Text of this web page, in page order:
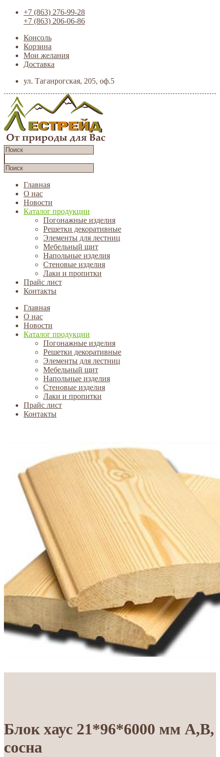
+7 (863) 276-99-28
+7 (863) 206-06-86
Консоль
Корзина
Мои желания
Доставка
ул. Таганрогская, 205, оф.5
Главная
О нас
Новости
Каталог продукции
Погонажные изделия
Решетки декоративные
Элементы для лестниц
Мебельный щит
Напольные изделия
Стеновые изделия
Лаки и пропитки
Прайс лист
Контакты
Главная
О нас
Новости
Каталог продукции
Погонажные изделия
Решетки декоративные
Элементы для лестниц
Мебельный щит
Напольные изделия
Стеновые изделия
Лаки и пропитки
Прайс лист
Контакты
Блок хаус 21*96*6000 мм А,В,
сосна